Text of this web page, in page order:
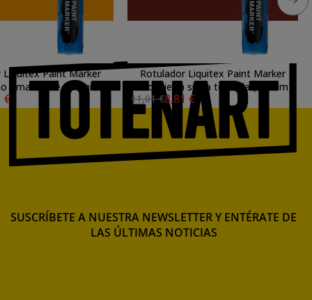
Liquitex Paint Marker
Amarillo de Cadmio
(15 mm)
€
Rotulador Liquitex Paint Marker
color tierra siena tostada (15 mm)
11,01 €8,81 €
SUSCRÍBETE A NUESTRA NEWSLETTER Y ENTÉRATE DE
LAS ÚLTIMAS NOTICIAS